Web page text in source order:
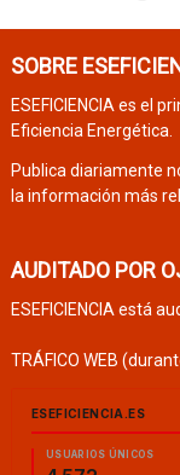
SOBRE
ESEFICIENCIA es el
Eficiencia Energética.
Publica diariamente
la información más
AUDITADO POR
ESEFICIENCIA está
TRÁFICO WEB